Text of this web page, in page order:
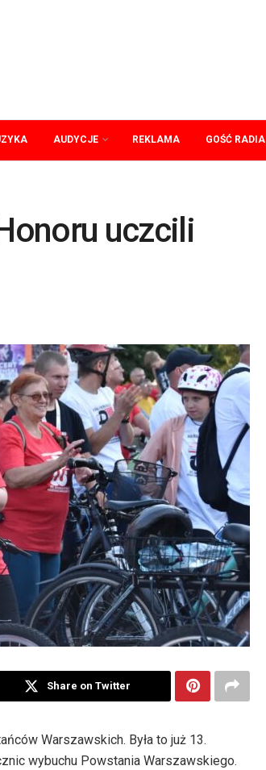
AUDYCJE REKLAMA GOŚĆ RADIA
uczcili
Share on Twitter
Warszawskich. Była to już 13.
wybuchu Powstania Warszawskiego.